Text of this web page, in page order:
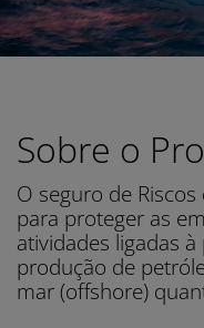
Sobre o
O seguro de
para proteger as
atividades ligadas
produção de
mar (offshore)